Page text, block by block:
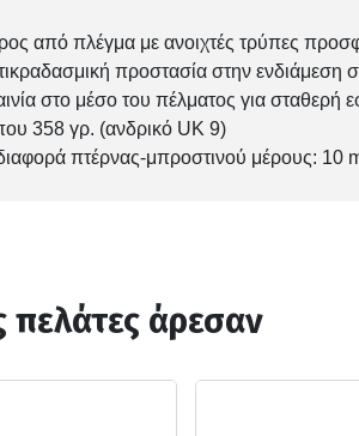
από πλέγμα με ανοιχτές τρύπες
προστασία στην ενδιάμεση
στο μέσο του πέλματος για σταθερή
358 γρ. (ανδρικό UK 9)
πτέρνας-μπροστινού μέρους: 10
πελάτες άρεσαν